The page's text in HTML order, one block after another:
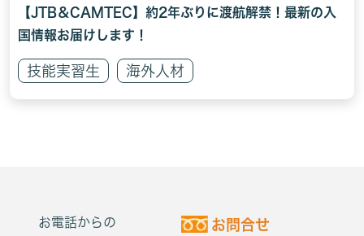
【JTB＆CAMTEC】約2年ぶりに渡航解禁！最新の入
国情報お届けします！
技能実習生 海外人材
お電話からの
お問合せ